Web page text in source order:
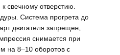
свечному отверстию.
Система прогрета до
двигателя запрещен;
снимается при
на 8–10 оборотов с